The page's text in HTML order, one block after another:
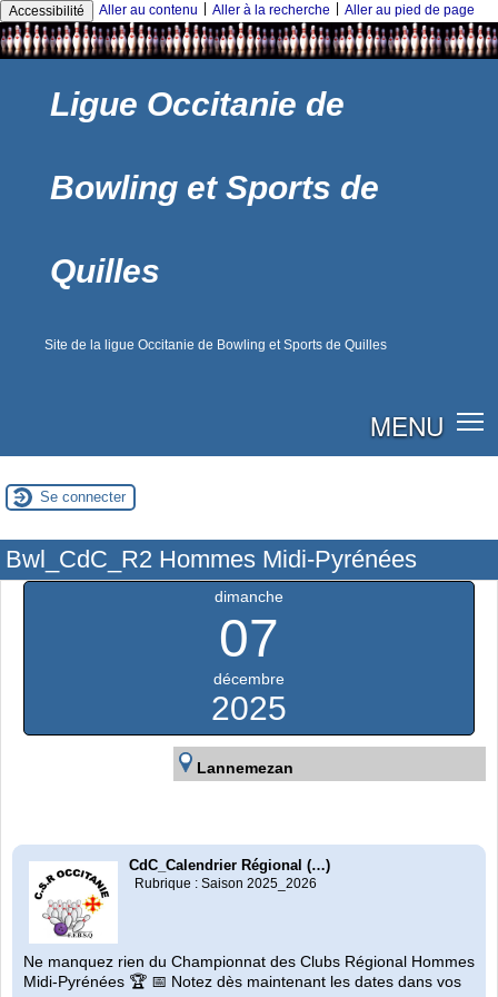
Accessibilité Aller au contenu Aller à la recherche Aller au pied de page
Ligue Occitanie de
Bowling et Sports de
Quilles
Site de la ligue Occitanie de Bowling et Sports de Quilles
MENU
Se connecter
Bwl_CdC_R2 Hommes Midi-Pyrénées
dimanche
07
décembre
2025
Lannemezan
CdC_Calendrier Régional (…)
Rubrique : Saison 2025_2026
Ne manquez rien du Championnat des Clubs Régional Hommes
Midi-Pyrénées 🏆 📅 Notez dès maintenant les dates dans vos